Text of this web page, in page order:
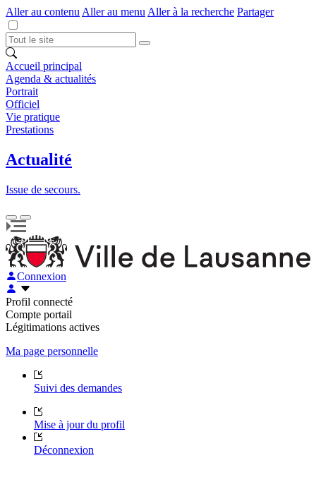
Aller au contenu Aller au menu Aller à la recherche Partager
Accueil principal
Agenda & actualités
Portrait
Officiel
Vie pratique
Prestations
Actualité
Issue de secours.
Connexion
Profil connecté
Compte portail
Légitimations actives
Ma page personnelle
Suivi des demandes
Mise à jour du profil
Déconnexion